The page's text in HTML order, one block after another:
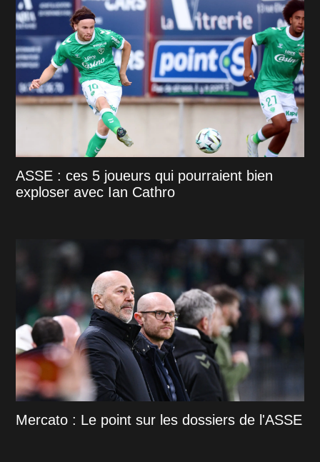
ASSE : ces 5 joueurs qui pourraient bien
exploser avec Ian Cathro
Mercato : Le point sur les dossiers de l'ASSE